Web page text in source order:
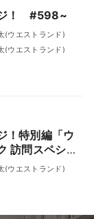
ジ！ #598~
(ウエストランド)
(ウエストランド)
！特別編「ウ
訪問スペシャ
(ウエストランド)